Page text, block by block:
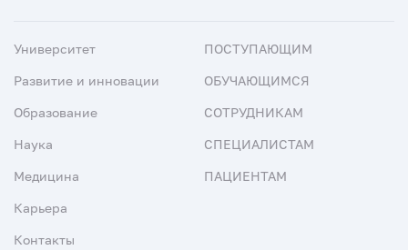
Университет
Развитие и инновации
Образование
Наука
Медицина
Карьера
Контакты
ПОСТУПАЮЩИМ
ОБУЧАЮЩИМСЯ
СОТРУДНИКАМ
СПЕЦИАЛИСТАМ
ПАЦИЕНТАМ